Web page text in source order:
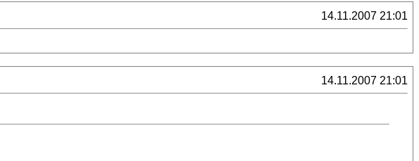
14.11.2007 21:01
14.11.2007 21:01